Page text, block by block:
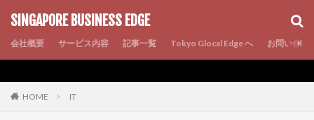
SINGAPORE BUSINESS EDGE
会社概要 サービス内容 記事一覧 Tokyo Glocal Edge へ お問い合わ
HOME IT
AMP SEO PWA